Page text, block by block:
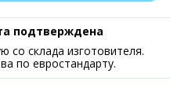
подтверждена
со склада изготовителя.
по евростандарту.